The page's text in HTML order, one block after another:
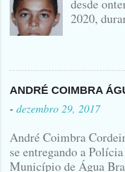
PODEM
desde
2020,
Bairro
98356406
Luciana,
ANDRÉ COIMBRA
- dezembro 29, 2017
André Coimbra
se entregando a
Município de Água